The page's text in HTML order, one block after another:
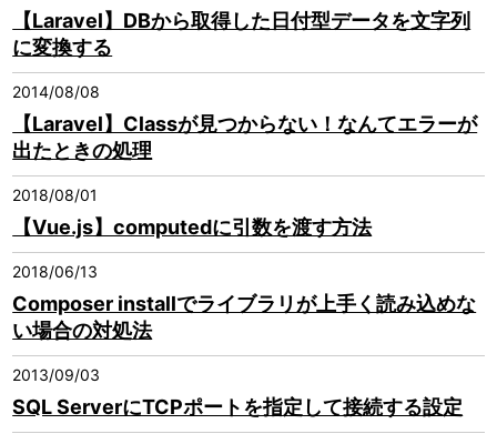
【Laravel】DBから取得した日付型データを文字列
に変換する
2014/08/08
【Laravel】Classが見つからない！なんてエラーが
出たときの処理
2018/08/01
【Vue.js】computedに引数を渡す方法
2018/06/13
Composer installでライブラリが上手く読み込めな
い場合の対処法
2013/09/03
SQL ServerにTCPポートを指定して接続する設定